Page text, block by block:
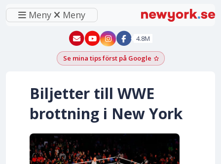
Meny Meny
New York - YouTube
New York - Instagram
4.8M
Se mina tips först på GoogleLägg till som
Biljetter till WWE
brottning i New York